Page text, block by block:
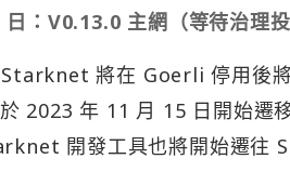
：V0.13.0 主網（等待治理投
Starknet 將在 Goerli 停用後
2023 年 11 月 15 日開始遷
開發工具也將開始遷往